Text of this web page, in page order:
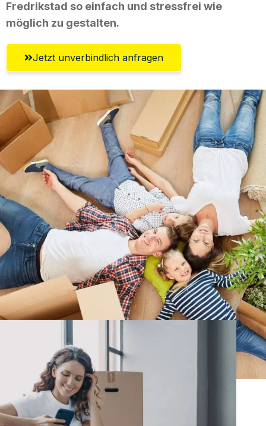
Fredrikstad so einfach und stressfrei wie
möglich zu gestalten.
Jetzt unverbindlich anfragen